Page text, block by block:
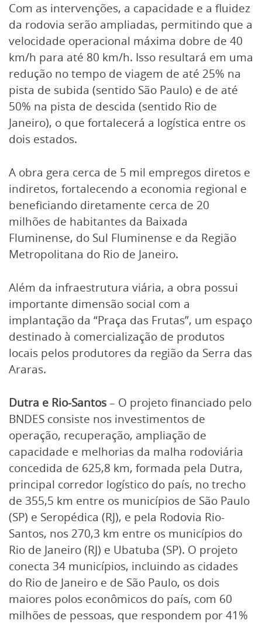
Com as intervenções, a capacidade e a fluidez
da rodovia serão ampliadas, permitindo que a
velocidade operacional máxima dobre de 40
km/h para até 80 km/h. Isso resultará em uma
redução no tempo de viagem de até 25% na
pista de subida (sentido São Paulo) e de até
50% na pista de descida (sentido Rio de
Janeiro), o que fortalecerá a logística entre os
dois estados.
A obra gera cerca de 5 mil empregos diretos e
indiretos, fortalecendo a economia regional e
beneficiando diretamente cerca de 20
milhões de habitantes da Baixada
Fluminense, do Sul Fluminense e da Região
Metropolitana do Rio de Janeiro.
Além da infraestrutura viária, a obra possui
importante dimensão social com a
implantação da “Praça das Frutas”, um espaço
destinado à comercialização de produtos
locais pelos produtores da região da Serra das
Araras.
Dutra e Rio-Santos– O projeto financiado pelo
BNDES consiste nos investimentos de
operação, recuperação, ampliação de
capacidade e melhorias da malha rodoviária
concedida de 625,8 km, formada pela Dutra,
principal corredor logístico do país, no trecho
de 355,5 km entre os municípios de São Paulo
(SP) e Seropédica (RJ), e pela Rodovia Rio-
Santos, nos 270,3 km entre os municípios do
Rio de Janeiro (RJ) e Ubatuba (SP). O projeto
conecta 34 municípios, incluindo as cidades
do Rio de Janeiro e de São Paulo, os dois
maiores polos econômicos do país, com 60
milhões de pessoas, que respondem por 41%